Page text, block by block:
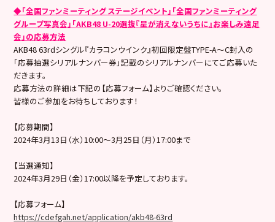
◆「全国ファンミーティング ステージイベント」「全国ファンミーティング
グループ写真会」「AKB48 U-20選抜『星が消えないうちに』お楽しみ遠足
会」の応募方法
AKB48 63rdシングル『カラコンウインク』初回限定盤TYPE-A～C封入の
「応募抽選シリアルナンバー券」記載のシリアルナンバーにてご応募いた
だきます。
応募方法の詳細は下記の【応募フォーム】よりご確認ください。
皆様のご参加をお待ちしております！
【応募期間】
2024年3月13日（水）10:00～3月25日（月）17:00まで
【当選通知】
2024年3月29日（金）17:00以降を予定しております。
【応募フォーム】
https://cdefgah.net/application/akb48-63rd